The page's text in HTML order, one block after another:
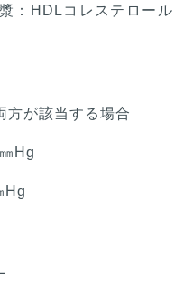
：HDLコレステロール
方が該当する場合
Hg
Hg